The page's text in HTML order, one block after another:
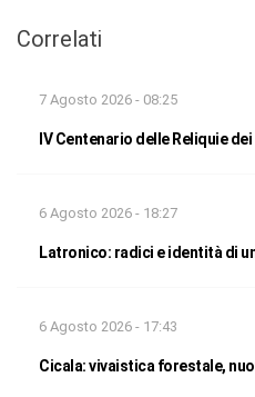
Correlati
7 Agosto 2026 - 08:25
IV Centenario delle Reliquie
6 Agosto 2026 - 18:27
Latronico: radici e identità di
6 Agosto 2026 - 17:43
Cicala: vivaistica forestale,